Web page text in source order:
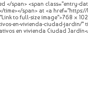
</span> <span class="entry-
time></span> at <a
to full-size image">768 ×
en-vivienda-ciudad-jardin/"
en vivienda Ciudad